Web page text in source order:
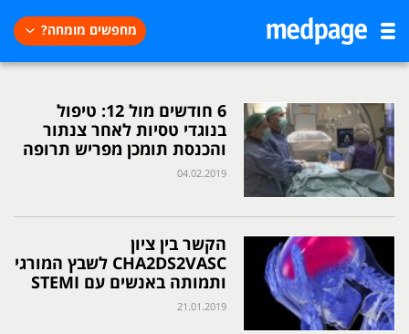
מחפשים מומחה?
6 חודשים מול 12: טיפול
בנוגדי טסיות לאחר צנתור
והכנסת תומכן מפריש תרופה
04.02.2019
הקשר בין ציון
CHA2DS2VASC לשבץ המורגי
ותמותה באנשים עם STEMI
21.01.2019